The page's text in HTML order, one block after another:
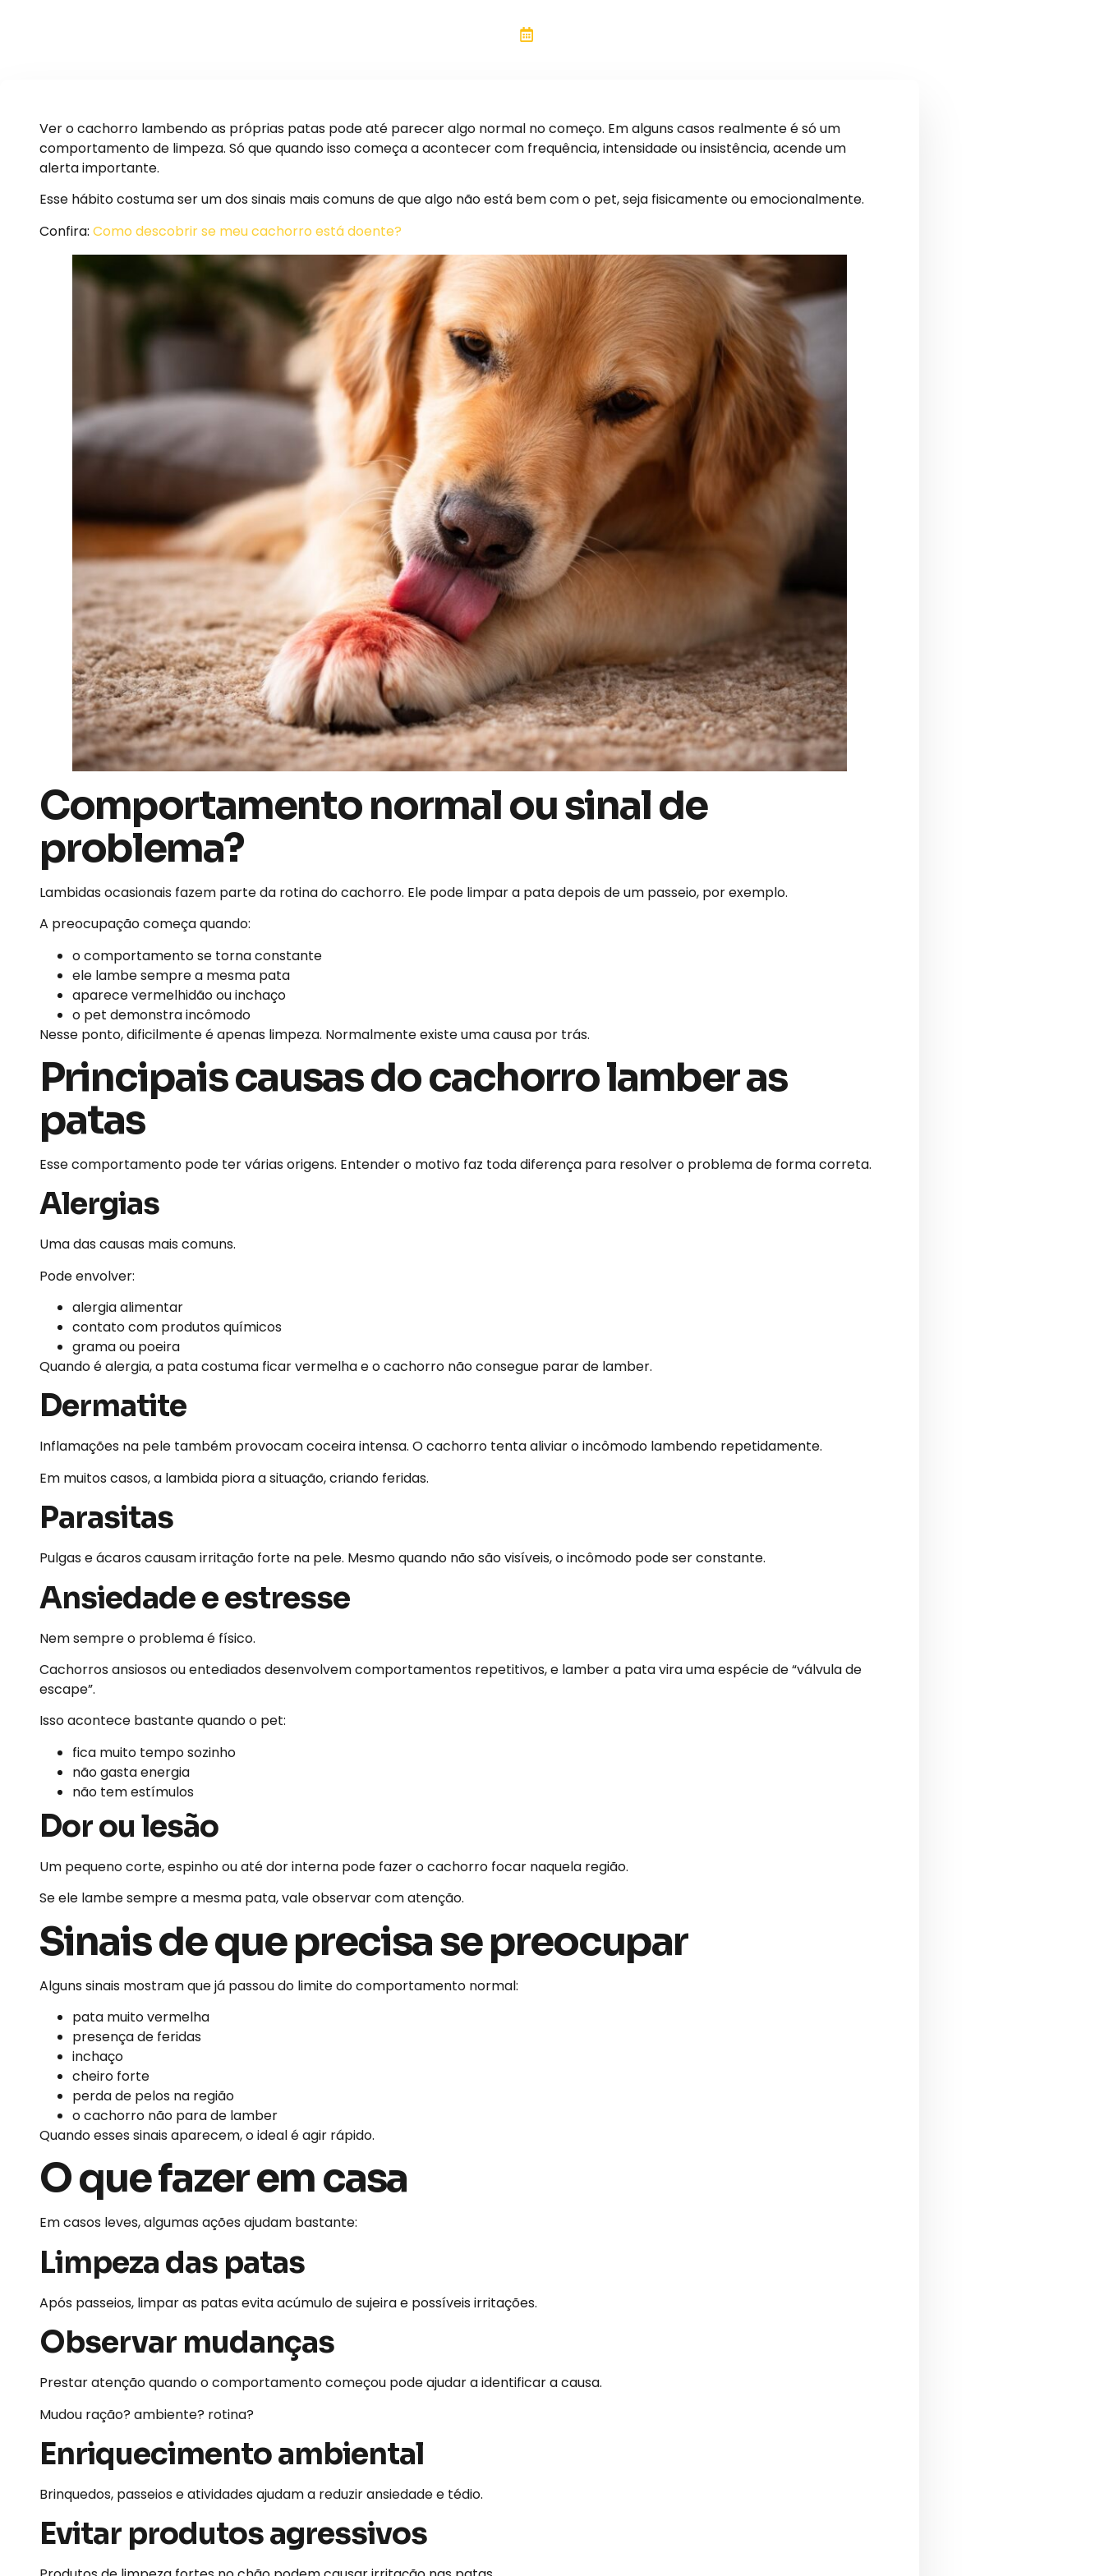
Ver o cachorro lambendo as próprias patas pode até parecer algo normal no começo. Em alguns casos realmente é só um
comportamento de limpeza. Só que quando isso começa a acontecer com frequência, intensidade ou insistência, acende um
alerta importante.
Esse hábito costuma ser um dos sinais mais comuns de que algo não está bem com o pet, seja fisicamente ou emocionalmente.
Confira: Como descobrir se meu cachorro está doente?
Comportamento normal ou sinal de
problema?
Lambidas ocasionais fazem parte da rotina do cachorro. Ele pode limpar a pata depois de um passeio, por exemplo.
A preocupação começa quando:
o comportamento se torna constante
ele lambe sempre a mesma pata
aparece vermelhidão ou inchaço
o pet demonstra incômodo
Nesse ponto, dificilmente é apenas limpeza. Normalmente existe uma causa por trás.
Principais causas do cachorro lamber as
patas
Esse comportamento pode ter várias origens. Entender o motivo faz toda diferença para resolver o problema de forma correta.
Alergias
Uma das causas mais comuns.
Pode envolver:
alergia alimentar
contato com produtos químicos
grama ou poeira
Quando é alergia, a pata costuma ficar vermelha e o cachorro não consegue parar de lamber.
Dermatite
Inflamações na pele também provocam coceira intensa. O cachorro tenta aliviar o incômodo lambendo repetidamente.
Em muitos casos, a lambida piora a situação, criando feridas.
Parasitas
Pulgas e ácaros causam irritação forte na pele. Mesmo quando não são visíveis, o incômodo pode ser constante.
Ansiedade e estresse
Nem sempre o problema é físico.
Cachorros ansiosos ou entediados desenvolvem comportamentos repetitivos, e lamber a pata vira uma espécie de “válvula de
escape”.
Isso acontece bastante quando o pet:
fica muito tempo sozinho
não gasta energia
não tem estímulos
Dor ou lesão
Um pequeno corte, espinho ou até dor interna pode fazer o cachorro focar naquela região.
Se ele lambe sempre a mesma pata, vale observar com atenção.
Sinais de que precisa se preocupar
Alguns sinais mostram que já passou do limite do comportamento normal:
pata muito vermelha
presença de feridas
inchaço
cheiro forte
perda de pelos na região
o cachorro não para de lamber
Quando esses sinais aparecem, o ideal é agir rápido.
O que fazer em casa
Em casos leves, algumas ações ajudam bastante:
Limpeza das patas
Após passeios, limpar as patas evita acúmulo de sujeira e possíveis irritações.
Observar mudanças
Prestar atenção quando o comportamento começou pode ajudar a identificar a causa.
Mudou ração? ambiente? rotina?
Enriquecimento ambiental
Brinquedos, passeios e atividades ajudam a reduzir ansiedade e tédio.
Evitar produtos agressivos